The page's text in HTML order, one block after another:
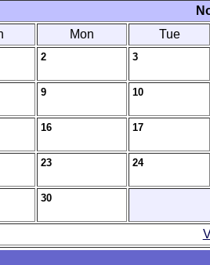
Mon Tue
2 3
9 10
16 17
23 24
30